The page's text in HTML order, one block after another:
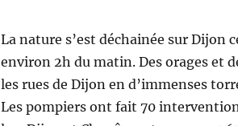
La nature s’est déchainée sur Dijon
environ 2h du matin. Des orages et
les rues de Dijon en d’immenses
Les pompiers ont fait 70